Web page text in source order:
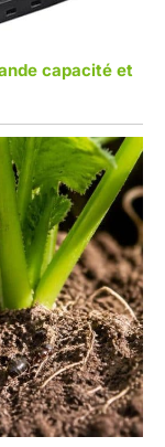
capacité et